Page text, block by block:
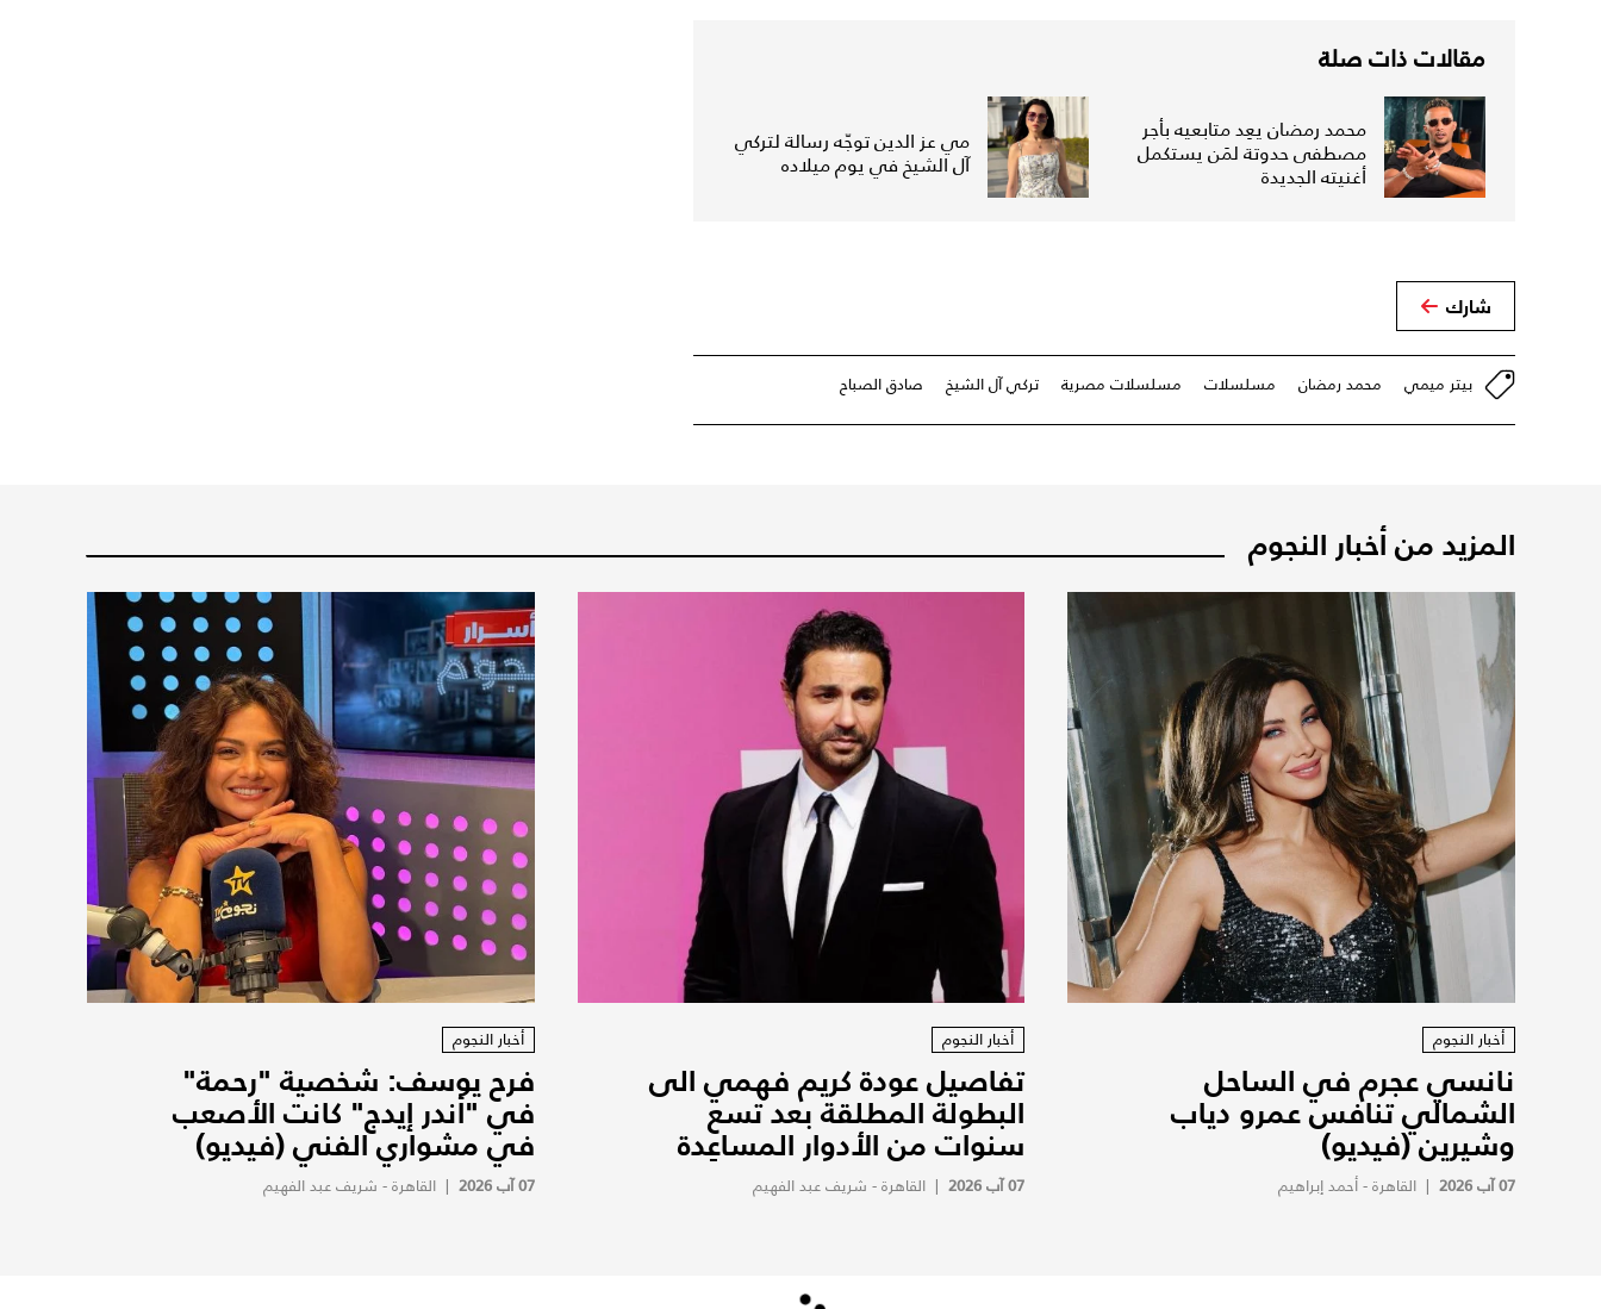
مقالات ذات صلة
محمد رمضان يعِد متابعيه بأجر
مصطفى حدوتة لمَن يستكمل
أغنيته الجديدة
مي عز الدين توجّه رسالة لتركي
آل الشيخ في يوم ميلاده
شارك
بيتر ميمي محمد رمضان مسلسلات مسلسلات مصرية تركي آل الشيخ صادق الصباح
المزيد من أخبار النجوم
أخبار النجوم
نانسي عجرم في الساحل
الشمالي تنافس عمرو دياب
وشيرين (فيديو)
07 آب 2026 | القاهرة - أحمد إبراهيم
أخبار النجوم
تفاصيل عودة كريم فهمي الى
البطولة المطلقة بعد تسع
سنوات من الأدوار المساعِدة
07 آب 2026 | القاهرة - شريف عبد الفهيم
أخبار النجوم
فرح يوسف: شخصية "رحمة"
في "أندر إيدج" كانت الأصعب
في مشواري الفني (فيديو)
07 آب 2026 |القاهرة - شريف عبد الفهيم